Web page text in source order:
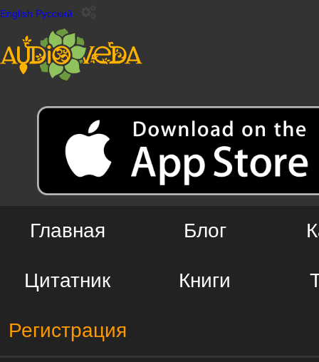
English Русский
Главная Блог
Цитатник Книги
Регистрация